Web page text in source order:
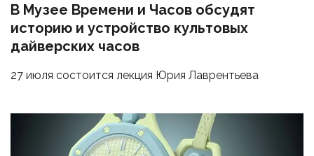
В Музее Времени и Часов обсудят
историю и устройство культовых
дайверских часов
27 июля состоится лекция Юрия Лаврентьева